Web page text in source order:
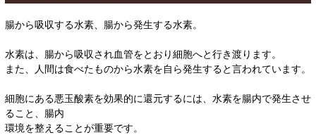
腸から吸収する水素、腸から発生する水素。
水素は、腸から吸収され血管をとおり細胞へと行き渡ります。
また、人間は食べたものから水素を自ら発生すると言われています。
細胞にある悪玉酸素を効果的に還元するには、水素を腸内で発生させ
ること、腸内
環境を整えることが重要です。